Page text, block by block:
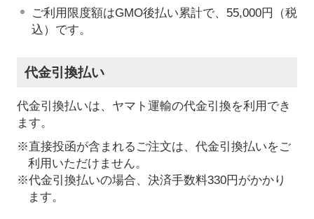
ご利用限度額はGMO後払い累計で、55,000円（税
込）です。
代金引換払い
代金引換払いは、ヤマト運輸の代金引換を利用でき
ます。
※直接投函が含まれるご注文は、代金引換払いをご
利用いただけません。
※代金引換払いの場合、決済手数料330円がかかり
ます。